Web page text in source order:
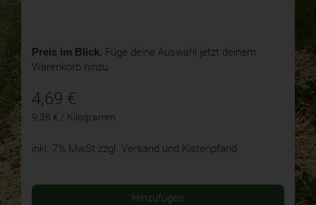
Preis im Blick. Füge deine Auswahl jetzt deinem
Warenkorb hinzu.
4,69 €
9,38 € / Kilogramm
inkl. 7% MwSt zzgl. Versand und Kistenpfand
Hinzufügen